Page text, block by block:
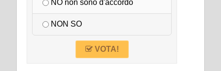
NO non sono d'accordo
NON SO
VOTA!